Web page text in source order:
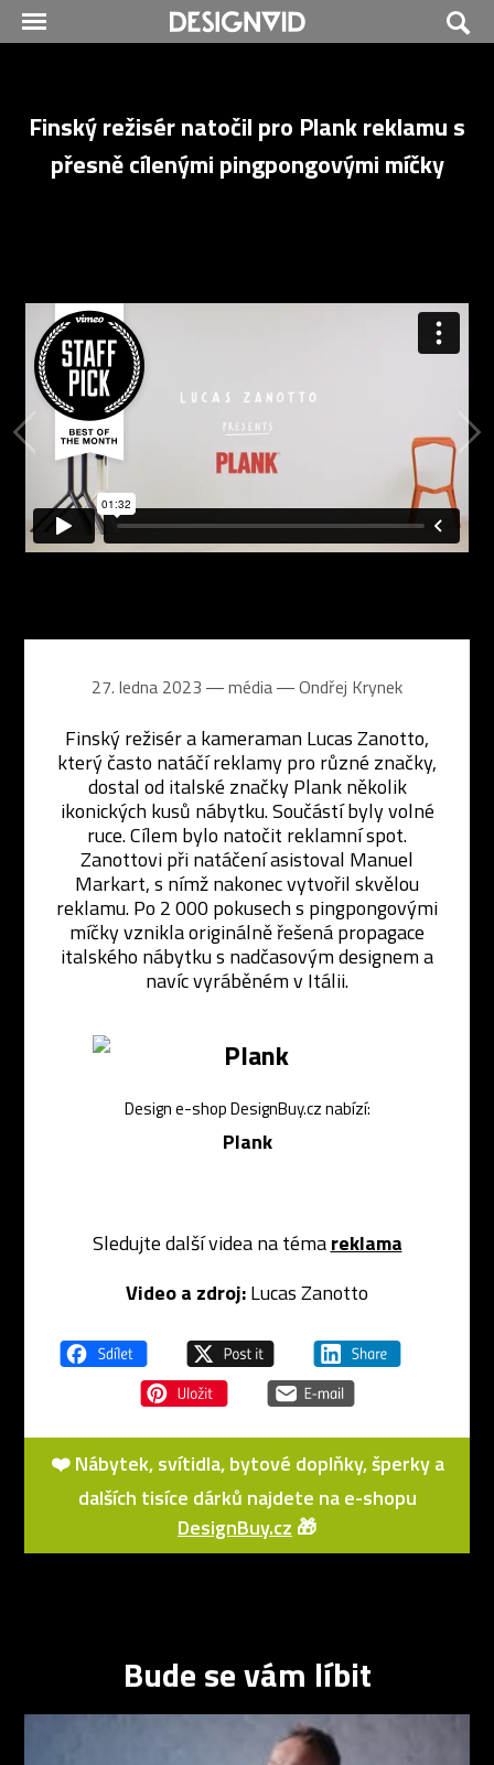
Finský režisér natočil pro Plank reklamu s
přesně cílenými pingpongovými míčky
27. ledna 2023 ― média ―Ondřej Krynek
Finský režisér a kameraman Lucas Zanotto,
který často natáčí reklamy pro různé značky,
dostal od italské značky Plank několik
ikonických kusů nábytku. Součástí byly volné
ruce. Cílem bylo natočit reklamní spot.
Zanottovi při natáčení asistoval Manuel
Markart, s nímž nakonec vytvořil skvělou
reklamu. Po 2 000 pokusech s pingpongovými
míčky vznikla originálně řešená propagace
italského nábytku s nadčasovým designem a
navíc vyráběném v Itálii.
Design e-shop DesignBuy.cz nabízí:
Plank
Sledujte další videa na témareklama
Video a zdroj:Lucas Zanotto
❤️ Nábytek, svítidla, bytové doplňky, šperky a
dalších tisíce dárků najdete na e-shopu
DesignBuy.cz 🎁
Bude se vám líbit